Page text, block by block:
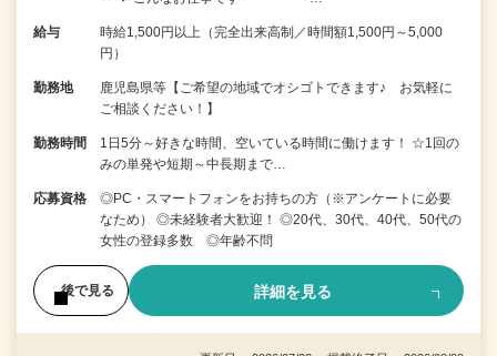
給与
時給1,500円以上（完全出来高制／時間額1,500円～5,000
円）
勤務地
鹿児島県等【ご希望の地域でオシゴトできます♪ お気軽に
ご相談ください！】
勤務時間
1日5分～好きな時間、空いている時間に働けます！ ☆1回の
みの単発や短期～中長期まで…
応募資格
◎PC・スマートフォンをお持ちの方（※アンケートに必要
なため） ◎未経験者大歓迎！ ◎20代、30代、40代、50代の
女性の登録多数 ◎年齢不問
後で見る 詳細を見る